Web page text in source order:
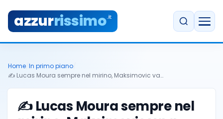
azzurrissimo.it
Home In primo piano
✍️️ Lucas Moura sempre nel mirino, Maksimovic va…
✍️️ Lucas Moura sempre nel